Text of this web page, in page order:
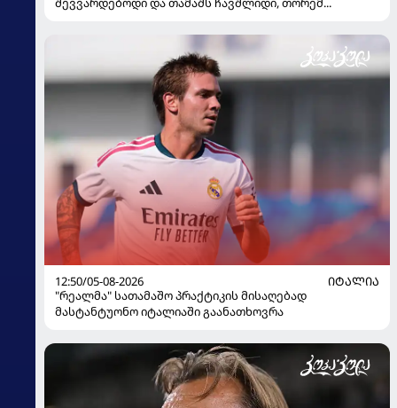
12:50/05-08-2026
ᲘᲢᲐᲚᲘᲐ
"რეალმა" სათამაშო პრაქტიკის მისაღებად
მასტანტუონო იტალიაში გაანათხოვრა